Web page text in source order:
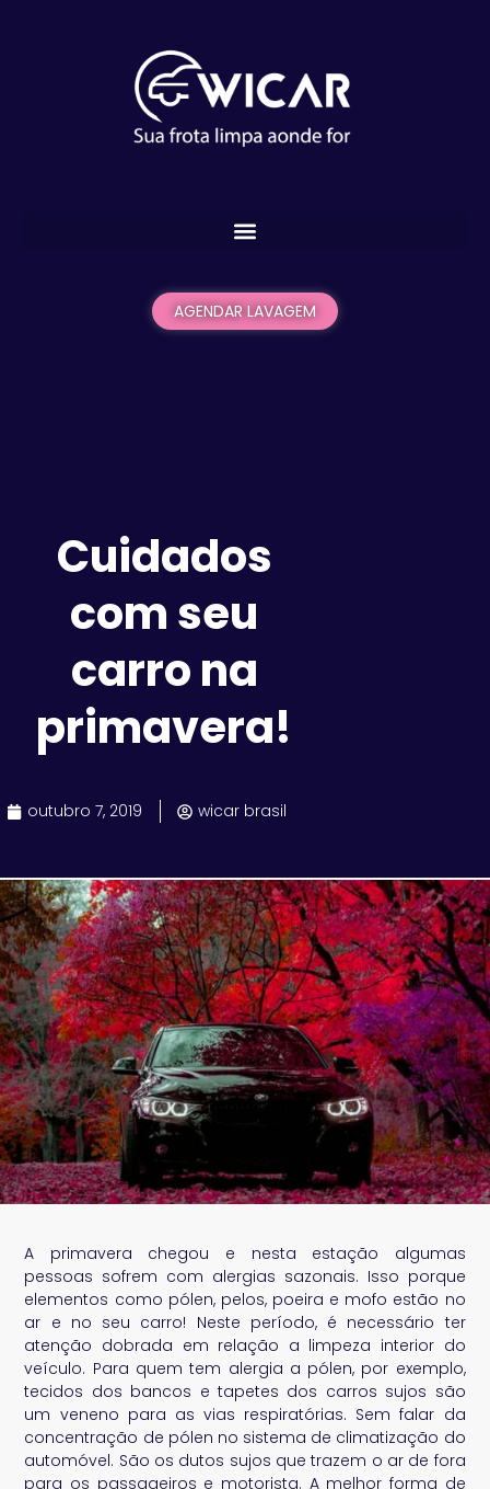
AGENDAR LAVAGEM
Cuidados
com seu
carro na
primavera!
outubro 7, 2019 wicar brasil
A primavera chegou e nesta estação algumas
pessoas sofrem com alergias sazonais. Isso porque
elementos como pólen, pelos, poeira e mofo estão no
ar e no seu carro! Neste período, é necessário ter
atenção dobrada em relação a limpeza interior do
veículo. Para quem tem alergia a pólen, por exemplo,
tecidos dos bancos e tapetes dos carros sujos são
um veneno para as vias respiratórias. Sem falar da
concentração de pólen no sistema de climatização do
automóvel. São os dutos sujos que trazem o ar de fora
para os passageiros e motorista. A melhor forma de